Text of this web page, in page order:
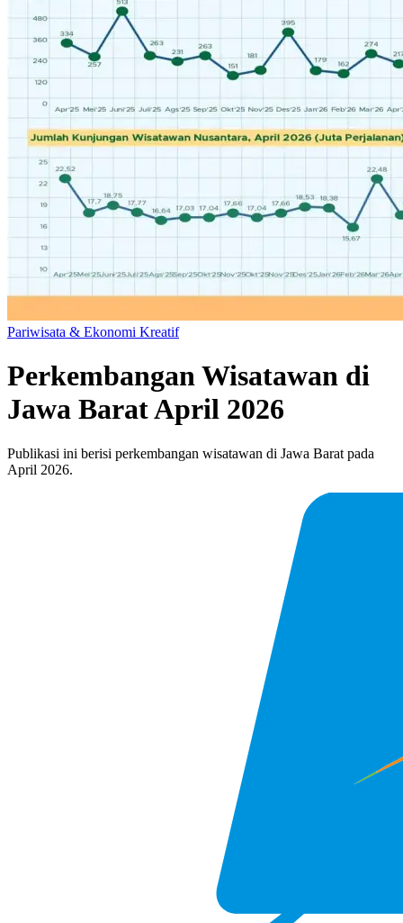
Pariwisata & Ekonomi Kreatif
Perkembangan Wisatawan di
Jawa Barat April 2026
Publikasi ini berisi perkembangan wisatawan di Jawa Barat pada
April 2026.